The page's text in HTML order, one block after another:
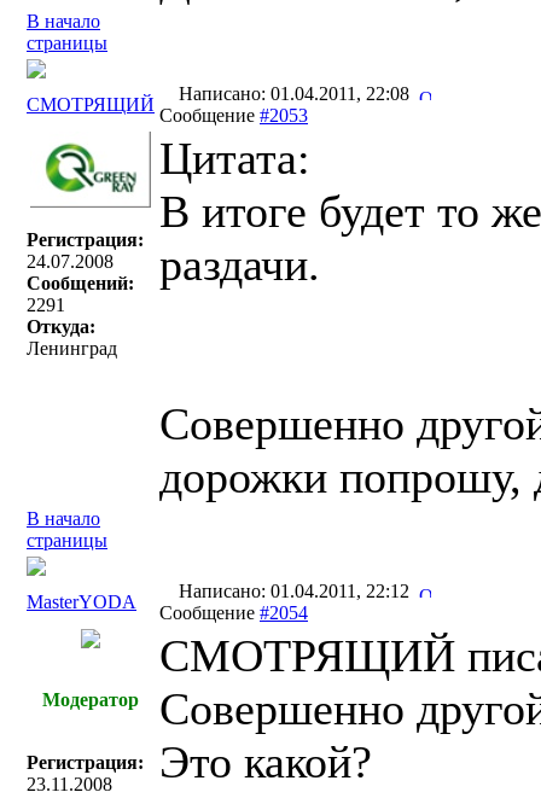
В начало
страницы
СМОТРЯЩИЙ
Написано: 01.04.2011, 22:08
Сообщение #2053
Регистрация:
24.07.2008
Сообщений:
2291
Откуда:
Ленинград
Цитата:
В итоге будет то
раздачи.
Совершенно
дорожки попрошу,
В начало
страницы
MasterYODA
Написано: 01.04.2011, 22:12
Сообщение #2054
Модератор
Регистрация:
23.11.2008
СМОТРЯЩИЙ
Совершенно
Это какой?